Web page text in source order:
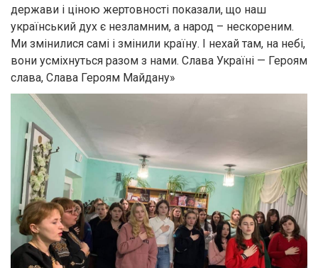
держави і ціною жертовності показали, що наш
український дух є незламним, а народ – нескореним.
Ми змінилися самі і змінили країну. І нехай там, на небі,
вони усміхнуться разом з нами. Слава Україні — Героям
слава, Слава Героям Майдану»